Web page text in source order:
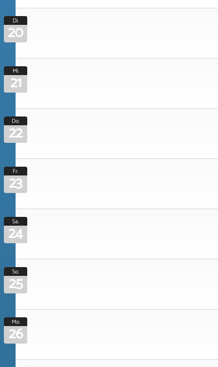
Di.
20
Mi.
21
Do.
22
Fr.
23
Sa.
24
So.
25
Mo.
26